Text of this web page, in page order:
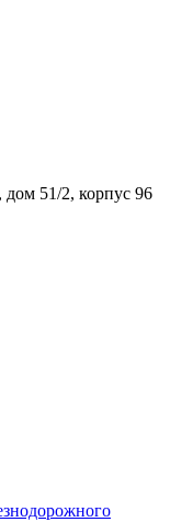
дом 51/2, корпус 96